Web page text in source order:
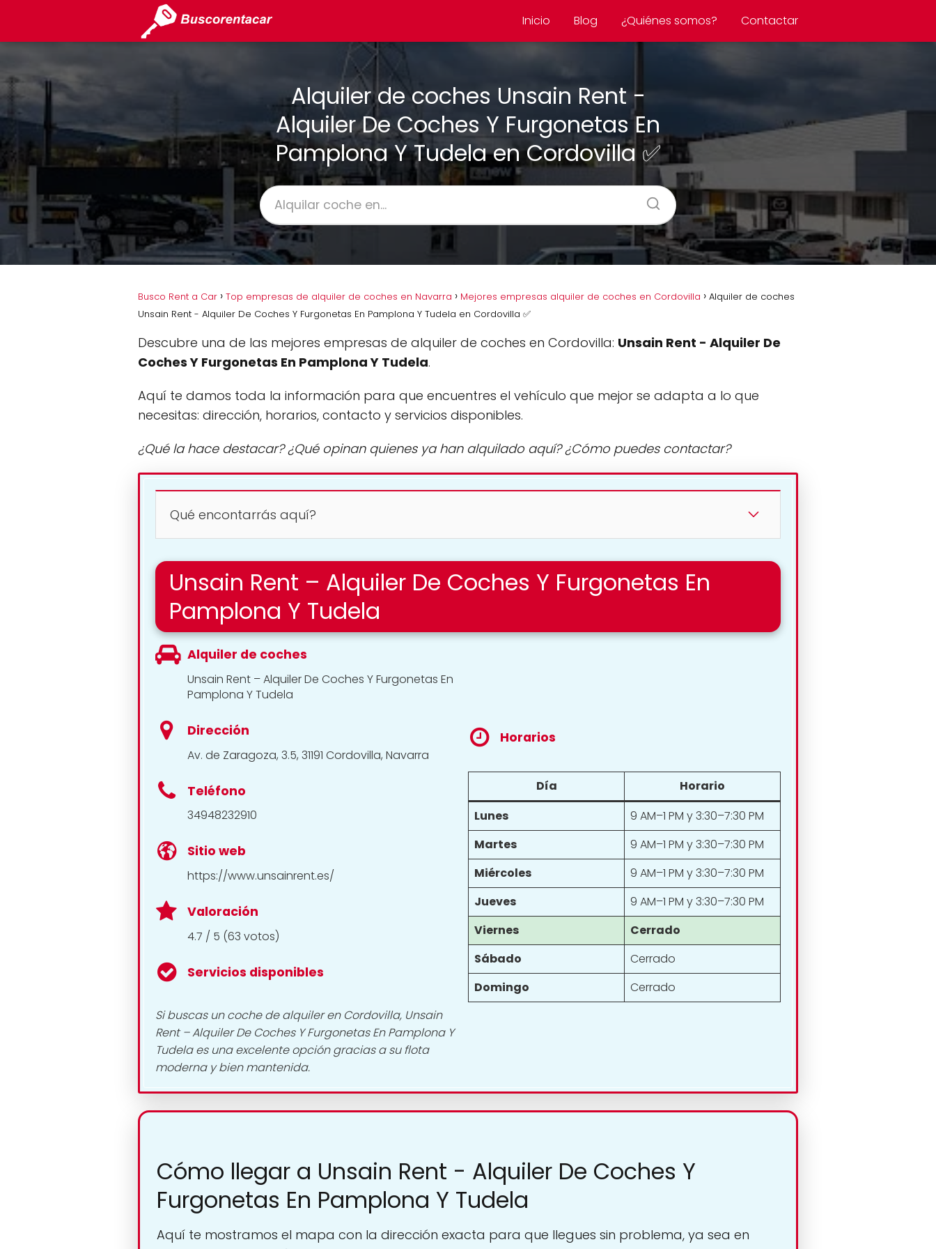
Inicio Blog ¿Quiénes somos? Contactar
Alquiler de coches Unsain Rent -
Alquiler De Coches Y Furgonetas En
Pamplona Y Tudela en Cordovilla ✅
Busco Rent a Car Top empresas de alquiler de coches en Navarra Mejores empresas alquiler de coches en Cordovilla
Alquiler de coches
Unsain Rent - Alquiler De Coches Y Furgonetas En Pamplona Y Tudela en Cordovilla ✅
Descubre una de las mejores empresas de alquiler de coches en Cordovilla: Unsain Rent - Alquiler De
Coches Y Furgonetas En Pamplona Y Tudela.
Aquí te damos toda la información para que encuentres el vehículo que mejor se adapta a lo que
necesitas: dirección, horarios, contacto y servicios disponibles.
¿Qué la hace destacar? ¿Qué opinan quienes ya han alquilado aquí? ¿Cómo puedes contactar?
Qué encontarrás aquí?
Unsain Rent – Alquiler De Coches Y Furgonetas En
Pamplona Y Tudela
Alquiler de coches
Unsain Rent – Alquiler De Coches Y Furgonetas En
Pamplona Y Tudela
Dirección
Av. de Zaragoza, 3.5, 31191 Cordovilla, Navarra
Teléfono
34948232910
Sitio web
https://www.unsainrent.es/
Valoración
4.7 / 5 (63 votos)
Servicios disponibles
Si buscas un coche de alquiler en Cordovilla, Unsain
Rent – Alquiler De Coches Y Furgonetas En Pamplona Y
Tudela es una excelente opción gracias a su flota
moderna y bien mantenida.
Horarios
Día
Horario
Lunes
9 AM–1 PM y 3:30–7:30 PM
Martes
9 AM–1 PM y 3:30–7:30 PM
Miércoles
9 AM–1 PM y 3:30–7:30 PM
Jueves
9 AM–1 PM y 3:30–7:30 PM
Viernes
Cerrado
Sábado
Cerrado
Domingo
Cerrado
Cómo llegar a Unsain Rent - Alquiler De Coches Y
Furgonetas En Pamplona Y Tudela
Aquí te mostramos el mapa con la dirección exacta para que llegues sin problema, ya sea en